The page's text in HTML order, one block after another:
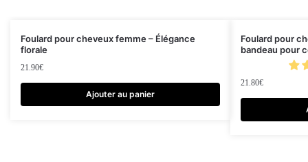
Foulard pour cheveux femme – Élégance
florale
21.90€
Ajouter au panier
Foulard pour
bandeau pour
21.80€